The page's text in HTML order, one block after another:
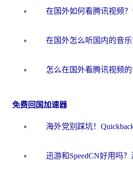
免费回国加速器